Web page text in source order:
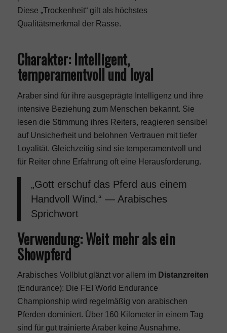
Diese „Trockenheit“ gilt als höchstes
Qualitätsmerkmal der Rasse.
Charakter: Intelligent,
temperamentvoll und loyal
Araber sind für ihre ausgeprägte Intelligenz und ihre
intensive Beziehung zum Menschen bekannt. Sie
lesen die Stimmung ihres Reiters, reagieren sensibel
auf Unsicherheit und belohnen Vertrauen mit tiefer
Loyalität. Gleichzeitig sind sie temperamentvoll und
für Reiter ohne Erfahrung oft eine Herausforderung.
„Gott erschuf das Pferd aus einem
Handvoll Wind.“ — Arabisches
Sprichwort
Verwendung: Weit mehr als ein
Showpferd
Arabisches Vollblut glänzt vor allem im Distanzreiten
(Endurance): Die FEI World Endurance
Championship wird regelmäßig von arabischen
Pferden dominiert. Über 160 Kilometer in einem Tag
sind für gut trainierte Araber keine Ausnahme.